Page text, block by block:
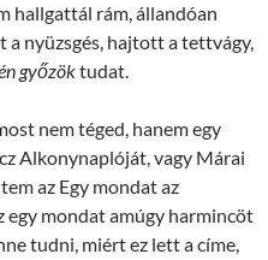
hallgattál rám, állandóan
nyüzsgés, hajtott a tettvágy,
győzöktudat.
nem téged, hanem egy
Alkonynaplóját, vagy Márai
az Egy mondat az
egy mondat amúgy harmincöt
tudni, miért ez lett a címe,